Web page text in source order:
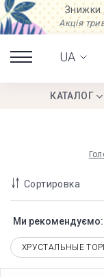
Знижки
Акція
UA
КАТАЛОГ
Сортировка
Ми рекомендуємо:
ХРУСТАЛЬНЫЕ